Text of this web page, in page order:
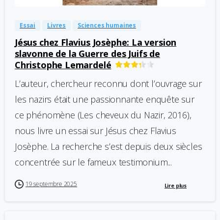
Essai Livres Sciences humaines
Jésus chez Flavius Josèphe: La version
slavonne de la Guerre des Juifs de
Christophe Lemardelé
L’auteur, chercheur reconnu dont l’ouvrage sur
les nazirs était une passionnante enquête sur
ce phénomène (Les cheveux du Nazir, 2016),
nous livre un essai sur Jésus chez Flavius
Josèphe. La recherche s’est depuis deux siècles
concentrée sur le fameux testimonium...
19 septembre 2025 Lire plus